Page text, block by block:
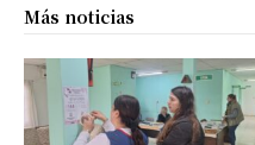
Más noticias